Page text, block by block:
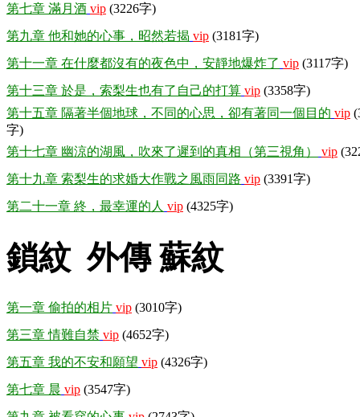
第七章 滿月酒 vip (3226字)
第九章 他和她的心事，昭然若揭 vip (3181字)
第十一章 在什麼都沒有的夜色中，安靜地爆炸了 vip (3117字)
第十三章 於是，索梨生也有了自己的打算 vip (3358字)
第十五章 隔著半個地球，不同的心思，卻有著同一個目的 vip
字)
第十七章 幽涼的湖風，吹來了遲到的真相（第三視角）
vip
第十九章 索梨生的求婚大作戰之風雨同路 vip (3391字)
第二十一章 終，最幸運的人 vip (4325字)
鎖紋 外傳 蘇紋
第一章 偷拍的相片 vip (3010字)
第三章 情難自禁 vip (4652字)
第五章 我的不安和願望 vip (4326字)
第七章 晨 vip (3547字)